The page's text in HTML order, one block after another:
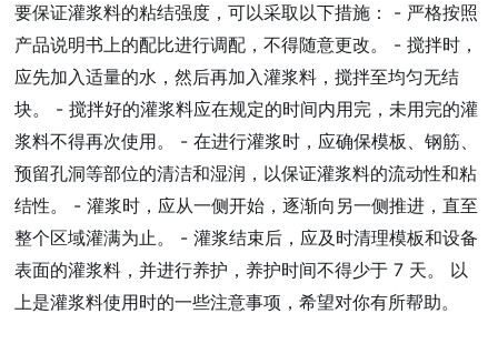
要保证灌浆料的粘结强度，可以采取以下措施： - 严格按照
产品说明书上的配比进行调配，不得随意更改。 - 搅拌时，
应先加入适量的水，然后再加入灌浆料，搅拌至均匀无结
块。 - 搅拌好的灌浆料应在规定的时间内用完，未用完的灌
浆料不得再次使用。 - 在进行灌浆时，应确保模板、钢筋、
预留孔洞等部位的清洁和湿润，以保证灌浆料的流动性和粘
结性。 - 灌浆时，应从一侧开始，逐渐向另一侧推进，直至
整个区域灌满为止。 - 灌浆结束后，应及时清理模板和设备
表面的灌浆料，并进行养护，养护时间不得少于 7 天。 以
上是灌浆料使用时的一些注意事项，希望对你有所帮助。